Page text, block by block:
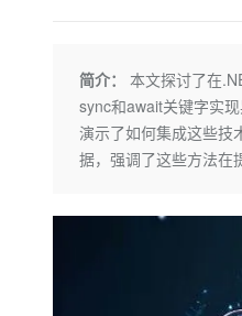
简介：
本文探讨了在
sync和await关键字实
演示了如何集成这些技
据，强调了这些方法在
容器
存储
安全
大数据
现代化应用
安全
网络